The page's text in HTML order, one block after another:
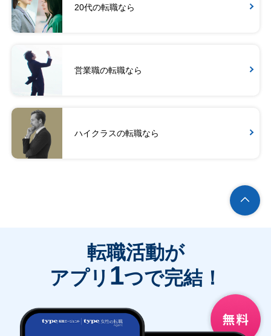
20代の転職なら
営業職の転職なら
ハイクラスの転職なら
転職活動が
アプリ 1つで完結！